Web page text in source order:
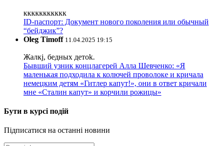
ккккккккккк
ID-паспорт: Документ нового поколения или обычный
“бейджик”?
Oleg Timoff 11.04.2025 19:15
Жалкj, бедных детok.
Бывший узник концлагерей Алла Шевченко: «Я
маленькая подходила к колючей проволоке и кричала
немецким детям «Гитлер капут!», они в ответ кричали
мне «Сталин капут» и корчили рожицы»
Бути в курсі подій
Підписатися на останні новини